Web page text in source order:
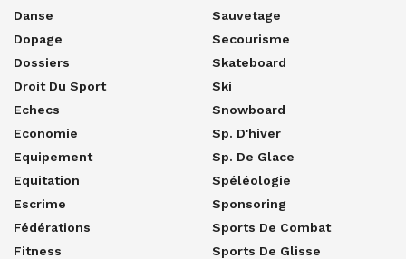
Danse
Dopage
Dossiers
Droit Du Sport
Echecs
Economie
Equipement
Equitation
Escrime
Fédérations
Fitness
Sauvetage
Secourisme
Skateboard
Ski
Snowboard
Sp. D'hiver
Sp. De Glace
Spéléologie
Sponsoring
Sports De Combat
Sports De Glisse